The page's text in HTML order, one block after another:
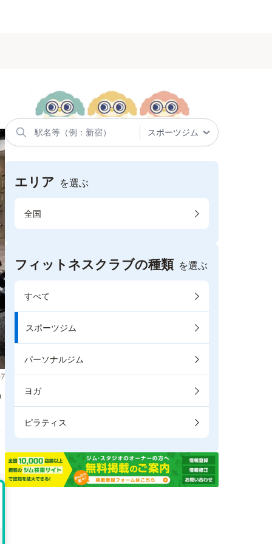
エリア を選ぶ
全国
フィットネスクラブの種類 を選ぶ
すべて
スポーツジム
パーソナルジム
ヨガ
ピラティス